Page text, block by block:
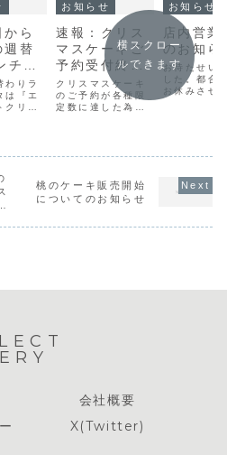
ら
替
チパ
エビ
クリ
す。
わりラ
は『エ
クリー
お知らせ
速報：クリス
マスケーキご
予約受付終了
のお知らせ
クリスマスケーキ
のご予約が各種限
定数に達した為受
をご用意する予定
です。※当日売り
お知らせ
店内営業
のお知ら
お待たせい
した。都合
お休みさせ
お願い致し
横スクロー
ルできます
桃のケーキ販売開始
についてのお知らせ
会社概要
X(Twitter)